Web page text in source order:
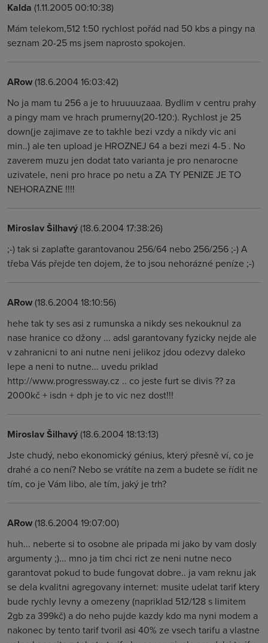
Kalda (1.11.2005 00:10:38)
Mám telekom,512 1:50 rychlost pořád nad 50 kbs a pingy na
seznam 20-25 ms jsem naprosto spokojen.
ARow(18.6.2004 16:03:42)
No ja mam tu 256 a je to hruuuuzaaa. Bydlim v centru prahy
a pingy mam ve hrach prumerny(20-120:). Rychlost je 25
down(je zajimave ze to takhle bezi vzdy a nikdy vic ani
min..) ale ten upload je HROZNEJ 64 a bezi mezi 4-5 . No
zaverem muzu jen dodat tato varianta je pro nenarocne
uzivatele, neni pro hrace po netu a ZA TY PENIZE JE TO
NEHORAZNE !!!!
Miroslav Šilhavý(18.6.2004 17:38:26)
;-) tak si zaplaťte garantovanou 256/64 nebo 256/256 ;-) A
třeba Vás přejde ten dojem, že to jsou nehorázné peníze ;-)
ARow(18.6.2004 18:10:56)
hehe tak ty ses asi z rumunska a nikdy ses nekouknul za
nase hranice co džony ... adsl garantovany fyzicky nejde ale
v zahranicni to ani nutne neni jelikoz jdou odezvy daleko
lepe a neni to nutne... uvedu priklad
http://www.progressway.cz .. co jeste furt se divis ?? za
2000kč + isdn + dph je to vic nez dost!!!
Miroslav Šilhavý(18.6.2004 18:13:13)
Jste chudý, nebo ekonomický génius, který přesně ví, co je
drahé a co není? Nebo se vrátíte na zem a budete se řídit ne
tím, co je Vám libo, ale tím, jaký je trh?
ARow(18.6.2004 19:07:00)
huh... neberte si to osobne ale pripada mi jako by vam dosly
argumenty ;)... mno ja tim chci rict ze neni nutne neco
garantovat pokud to bude fungovat dobre.. ja vam reknu jak
se dela kvalitni agregovany internet: musite udelat tarif ktery
bude rychly levny a omezeny (napriklad 512/128 s limitem
2gb za 399kč) a do neho pujde kazdy kdo ma nyni modem a
nakonec by tento tarif tvoril asi 40% ze vsech tarifu a vlastne